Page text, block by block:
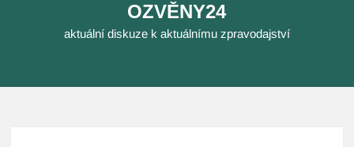
OZVĚNY24
aktuální diskuze k aktuálnímu zpravodajství